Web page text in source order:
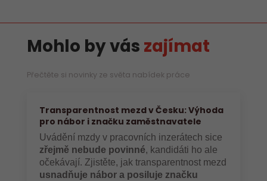
Mohlo by vás zajímat
Přečtěte si novinky ze světa nabídek práce
Transparentnost mezd v Česku: Výhoda
pro nábor i značku zaměstnavatele
Uvádění mzdy v pracovních inzerátech sice
zřejmě nebude povinné, kandidáti ho ale
očekávají. Zjistěte, jak transparentnost mezd
usnadňuje nábor a posiluje značku